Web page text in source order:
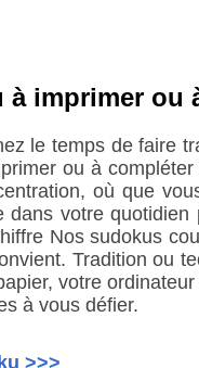
à imprimer ou
le temps de faire
ou à
où que
dans votre quotidien
Nos sudokus
Tradition ou
votre
à vous défier.
>>>